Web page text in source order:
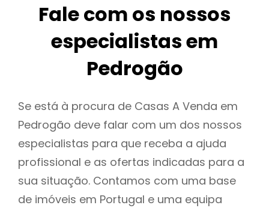
Fale com os nossos
especialistas em
Pedrogão
Se está à procura de Casas A Venda em
Pedrogão deve falar com um dos nossos
especialistas para que receba a ajuda
profissional e as ofertas indicadas para a
sua situação. Contamos com uma base
de imóveis em Portugal e uma equipa